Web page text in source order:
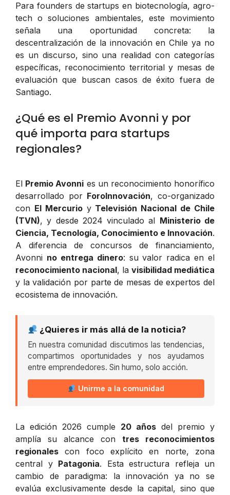
Para founders de startups en biotecnología, agro-
tech o soluciones ambientales, este movimiento
señala una oportunidad concreta: la
descentralización de la innovación en Chile ya no
es un discurso, sino una realidad con categorías
específicas, reconocimiento territorial y mesas de
evaluación que buscan casos de éxito fuera de
Santiago.
¿Qué es el Premio Avonni y por
qué importa para startups
regionales?
El Premio Avonni es un reconocimiento honorífico
desarrollado por ForoInnovación, co-organizado
con El Mercurioy Televisión Nacional de Chile
(TVN), y desde 2024 vinculado al Ministerio de
Ciencia, Tecnología, Conocimiento e Innovación.
A diferencia de concursos de financiamiento,
Avonni no entrega dinero: su valor radica en el
reconocimiento nacional, la visibilidad mediática
y la validación por parte de mesas de expertos del
ecosistema de innovación.
¿Quieres ir más allá de la noticia?
En nuestra comunidad discutimos las tendencias,
compartimos oportunidades y nos ayudamos
entre emprendedores. Sin humo, solo acción.
Unirme a la comunidad
La edición 2026 cumple 20 años del premio y
amplía su alcance con tres reconocimientos
regionales con foco explícito en norte, zona
central y Patagonia. Esta estructura refleja un
cambio de paradigma: la innovación ya no se
evalúa exclusivamente desde la capital, sino que